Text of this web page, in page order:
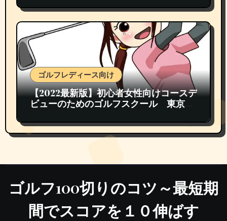
ゴルフレディース向け
【2022最新版】初心者女性向けコースデ
ビューのためのゴルフスクール 東京都
ゴルフ100切りのコツ～最短期
間でスコアを１０伸ばす